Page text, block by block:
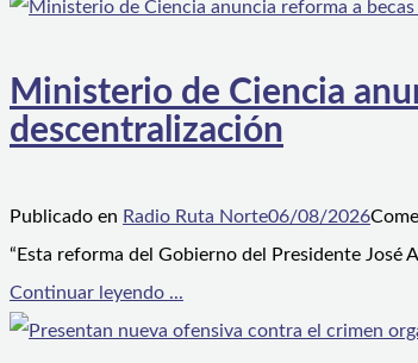
Ministerio de Ciencia
descentralización
Publicado en Radio Ruta Norte06/08/2026
“Esta reforma del Gobierno del Presidente José
Continuar leyendo ...